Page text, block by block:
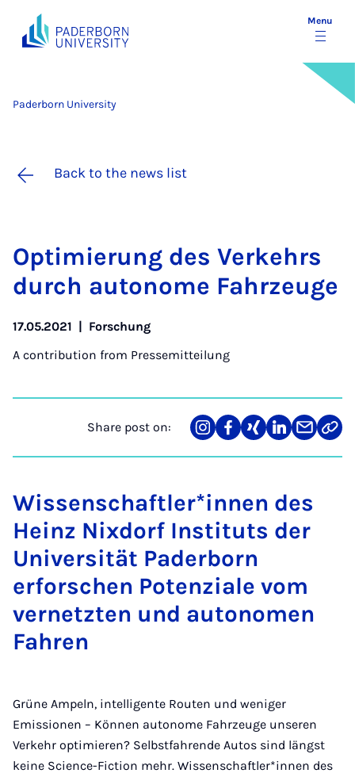
Menu
Paderborn University
Back to the news list
Op­ti­mier­ung des Verkehrs
durch autonome Fahrzeuge
17.05.2021 | Forschung
A contribution from Pressemitteilung
Share post on:
Share
on
Teilen
auf
Teilen
auf
Teilen
auf
Teilen
über
Link
Wissenschaftler*innen des
Heinz Nixdorf Instituts der
Universität Paderborn
erforschen Potenziale vom
vernetzten und autonomen
Fahren
Grüne Ampeln, intelligente Routen und weniger
Emissionen – Können autonome Fahrzeuge unseren
Verkehr optimieren? Selbstfahrende Autos sind längst
keine Science-Fiction mehr. Wissenschaftler*innen des